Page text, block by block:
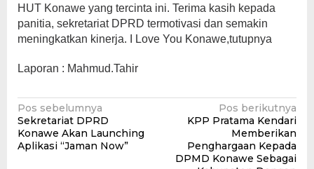
HUT Konawe yang tercinta ini. Terima kasih kepada
panitia, sekretariat DPRD termotivasi dan semakin
meningkatkan kinerja. I Love You Konawe,tutupnya
Laporan : Mahmud.Tahir
Navigasi
pos
Pos sebelumnya
Sekretariat DPRD
Konawe Akan Launching
Aplikasi “Jaman Now”
Pos berikutnya
KPP Pratama Kendari
Memberikan
Penghargaan Kepada
DPMD Konawe Sebagai